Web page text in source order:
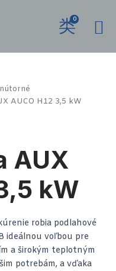
0
AUCO H12 3,5 kW
AUX
kW
robia podlahové
ideálnou voľbou pre
a širokým teplotným
potrebám, a vďaka